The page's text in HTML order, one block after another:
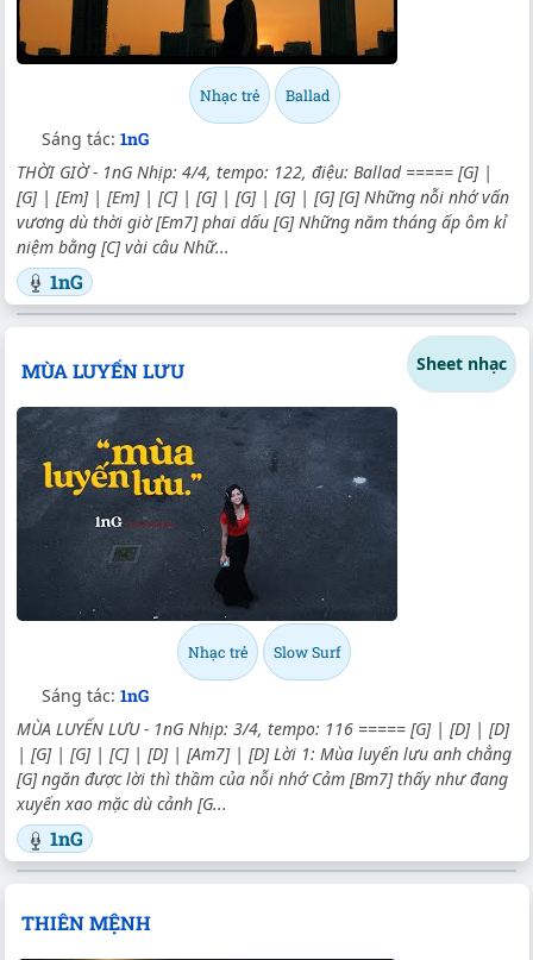
Nhạc trẻ Ballad
Sáng tác: 1nG
THỜI GIỜ - 1nG Nhịp: 4/4, tempo: 122, điệu: Ballad ===== [G] |
[G] | [Em] | [Em] | [C] | [G] | [G] | [G] | [G] [G] Những nỗi nhớ vấn
vương dù thời giờ [Em7] phai dấu [G] Những năm tháng ấp ôm kỉ
niệm bằng [C] vài câu Nhữ...
1nG
MÙA LUYẾN LƯU Sheet nhạc
Nhạc trẻ Slow Surf
Sáng tác: 1nG
MÙA LUYẾN LƯU - 1nG Nhịp: 3/4, tempo: 116 ===== [G] | [D] | [D]
| [G] | [G] | [C] | [D] | [Am7] | [D] Lời 1: Mùa luyến lưu anh chẳng
[G] ngăn được lời thì thầm của nỗi nhớ Cảm [Bm7] thấy như đang
xuyến xao mặc dù cảnh [G...
1nG
THIÊN MỆNH